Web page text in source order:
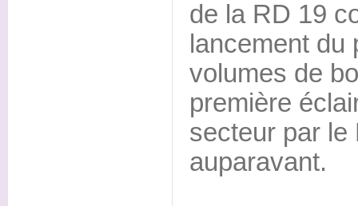
de la RD 19
lancement du
volumes de
première
secteur par le
auparavant.